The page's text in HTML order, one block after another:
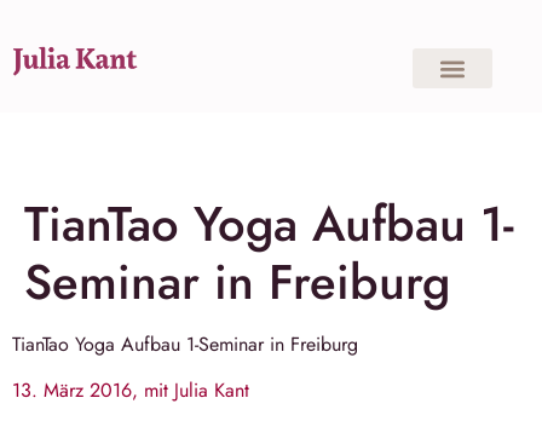
TianTao Yoga Aufbau 1-
Seminar in Freiburg
TianTao Yoga Aufbau 1-Seminar in Freiburg
13. März 2016, mit Julia Kant